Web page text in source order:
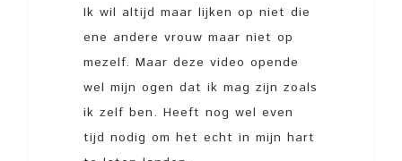
Ik wil altijd maar lijken op niet die
ene andere vrouw maar niet op
mezelf. Maar deze video opende
wel mijn ogen dat ik mag zijn zoals
ik zelf ben. Heeft nog wel even
tijd nodig om het echt in mijn hart